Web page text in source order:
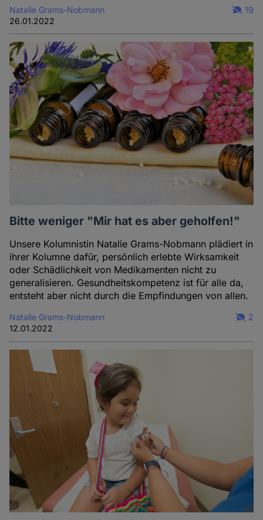
Natalie Grams-Nobmann
26.01.2022
19
Bitte weniger "Mir hat es aber geholfen!"
Unsere Kolumnistin Natalie Grams-Nobmann plädiert in
ihrer Kolumne dafür, persönlich erlebte Wirksamkeit
oder Schädlichkeit von Medikamenten nicht zu
generalisieren. Gesundheitskompetenz ist für alle da,
entsteht aber nicht durch die Empfindungen von allen.
Natalie Grams-Nobmann
12.01.2022
2